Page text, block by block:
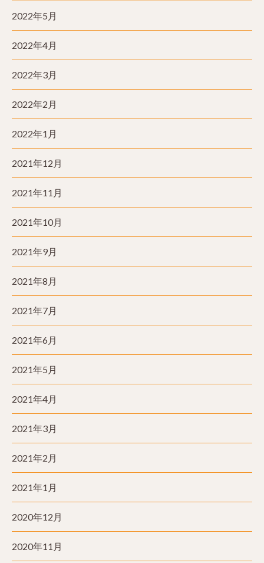
2022年5月
2022年4月
2022年3月
2022年2月
2022年1月
2021年12月
2021年11月
2021年10月
2021年9月
2021年8月
2021年7月
2021年6月
2021年5月
2021年4月
2021年3月
2021年2月
2021年1月
2020年12月
2020年11月